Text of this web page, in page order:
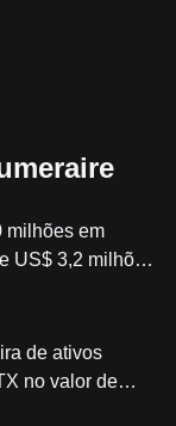
milhões em
US$ 3,2 milhões
de ativos
no valor de